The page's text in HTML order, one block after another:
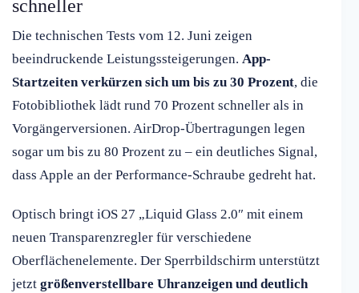
schneller
Die technischen Tests vom 12. Juni zeigen
beeindruckende Leistungssteigerungen. App-
Startzeiten verkürzen sich um bis zu 30 Prozent, die
Fotobibliothek lädt rund 70 Prozent schneller als in
Vorgängerversionen. AirDrop-Übertragungen legen
sogar um bis zu 80 Prozent zu – ein deutliches Signal,
dass Apple an der Performance-Schraube gedreht hat.
Optisch bringt iOS 27 „Liquid Glass 2.0″ mit einem
neuen Transparenzregler für verschiedene
Oberflächenelemente. Der Sperrbildschirm unterstützt
jetzt größenverstellbare Uhranzeigen und deutlich